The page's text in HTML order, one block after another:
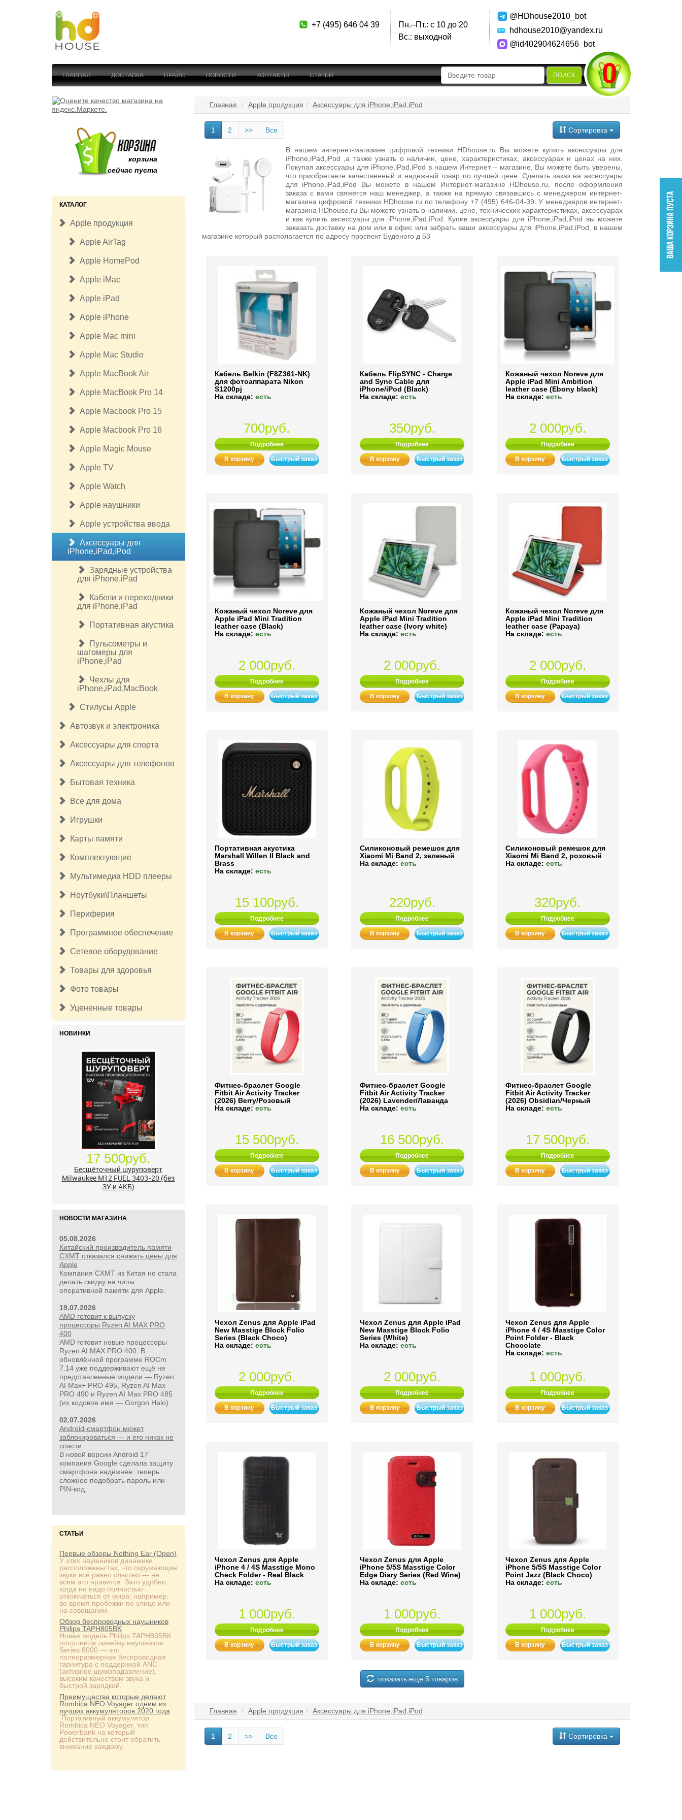
+7 (495) 646 04 39
Пн.–Пт.: с 10 до 20
Вс.: выходной
@HDhouse2010_bot
hdhouse2010@yandex.ru
@id402904624656_bot
ГЛАВНАЯ ДОСТАВКА ПРАЙС НОВОСТИ КОНТАКТЫ СТАТЬИ ПОИСК 0
корзина
сейчас пуста
КАТАЛОГ
Apple продукция
Apple AirTag
Apple HomePod
Apple iMac
Apple iPad
Apple iPhone
Apple Mac mini
Apple Mac Studio
Apple MacBook Air
Apple MacBook Pro 14
Apple Macbook Pro 15
Apple Macbook Pro 16
Apple Magic Mouse
Apple TV
Apple Watch
Apple наушники
Apple устройства ввода
Аксессуары для
iPhone,iPad,iPod
Зарядные устройства
для iPhone,iPad
Кабели и переходники
для iPhone,iPad
Портативная акустика
Пульсометры и
шагомеры для
iPhone,iPad
Чехлы для
iPhone,iPad,MacBook
Стилусы Apple
Автозвук и электроника
Аксессуары для спорта
Аксессуары для телефонов
Бытовая техника
Все для дома
Игрушки
Карты памяти
Комплектующие
Мультимедиа HDD плееры
Ноутбуки\Планшеты
Периферия
Программное обеспечение
Сетевое оборудование
Товары для здоровья
Фото товары
Уцененные товары
НОВИНКИ
24 500руб.
УШМ болгарка Milwaukee M18
FUEL 2888-20 125 мм, красный
НОВОСТИ МАГАЗИНА
05.08.2026
Китайский производитель памяти
CXMT отказался снижать цены для
Apple
Компания CXMT из Китая не стала
делать скидку на чипы
оперативной памяти для Apple.
19.07.2026
AMD готовит к выпуску
процессоры Ryzen AI MAX PRO
400
AMD готовит новые процессоры
Ryzen AI MAX PRO 400. В
обновлённой программе ROCm
7.14 уже поддерживают ещё не
представленные модели — Ryzen
AI Max+ PRO 495, Ryzen AI Max
PRO 490 и Ryzen AI Max PRO 485
(их кодовое имя — Gorgon Halo).
02.07.2026
Android-смартфон может
заблокироваться — и его никак не
спасти
В новой версии Android 17
компания Google сделала защиту
смартфона надёжнее: теперь
сложнее подобрать пароль или
PIN‑код.
СТАТЬИ
Первые обзоры Nothing Ear (Open)
У этих наушников динамики
расположены так, что окружающие
звуки всё равно слышно — не
всем это нравится. Зато удобно,
когда не надо полностью
отключаться от мира: например,
во время пробежки по улице или
на совещании.
Обзор беспроводных наушников
Philips TAPH805BK
Новая модель Philips TAPH805BK
пополнила линейку наушников
Series 8000 — это
полноразмерная беспроводная
гарнитура с поддержкой ANC
(активное шумоподавление),
высоким качеством звука и
быстрой зарядкой.
Преимущества которые делают
Rombica NEO Voyager одним из
лучших аккумуляторов 2020 года
Портативный аккумулятор
Rombica NEO Voyager, тип
Powerbank на который
действительно стоит обратить
внимание каждому.
Главная Apple продукция Аксессуары для iPhone,iPad,iPod
1 2 >> Все Сортировка
В нашем интернет-магазине цифровой техники HDhouse.ru Вы можете купить аксессуары для
iPhone,iPad,iPod ,а также узнать о наличии, цене, характеристиках, аксессуарах и ценах на них.
Покупая аксессуары для iPhone,iPad,iPod в нашем Интернет – магазине, Вы можете быть уверены,
что приобретаете качественный и надежный товар по лучшей цене. Сделать заказ на аксессуары
для iPhone,iPad,iPod Вы можете в нашем Интернет-магазине HDhouse.ru, после оформления
заказа с вами свяжется наш менеджер, а также на прямую связавшись с менеджером интернет-
магазина цифровой техники HDhouse.ru по телефону +7 (495) 646-04-39. У менеджеров интернет-
магазина HDhouse.ru Вы можете узнать о наличии, цене, технических характеристиках, аксессуарах
и как купить аксессуары для iPhone,iPad,iPod. Купив аксессуары для iPhone,iPad,iPod вы можете
заказать доставку на дом или в офис или забрать ваши аксессуары для iPhone,iPad,iPod, в нашем
магазине который располагается по адресу проспект Буденого д 53
Кабель Belkin (F8Z361-NK)
для фотоаппарата Nikon
S1200pj
На складе: есть
700руб.
Подробнее
В корзину Быстрый заказ
Кабель FlipSYNC - Charge
and Sync Cable для
iPhone/iPod (Black)
На складе:есть
350руб.
Подробнее
В корзину Быстрый заказ
Кожаный чехол Noreve для
Apple iPad Mini Ambition
leather case (Ebony black)
На складе: есть
2 000руб.
Подробнее
В корзину Быстрый заказ
Кожаный чехол Noreve для
Apple iPad Mini Tradition
leather case (Black)
На складе: есть
2 000руб.
Подробнее
В корзину Быстрый заказ
Кожаный чехол Noreve для
Apple iPad Mini Tradition
leather case (Ivory white)
На складе:есть
2 000руб.
Подробнее
В корзину Быстрый заказ
Кожаный чехол Noreve для
Apple iPad Mini Tradition
leather case (Papaya)
На складе: есть
2 000руб.
Подробнее
В корзину Быстрый заказ
Портативная акустика
Marshall Willen II Black and
Brass
На складе: есть
15 100руб.
Подробнее
В корзину Быстрый заказ
Силиконовый ремешок для
Xiaomi Mi Band 2, зеленый
На складе:есть
220руб.
Подробнее
В корзину Быстрый заказ
Силиконовый ремешок для
Xiaomi Mi Band 2, розовый
На складе: есть
320руб.
Подробнее
В корзину Быстрый заказ
Фитнес-браслет Google
Fitbit Air Activity Tracker
(2026) Berry/Розовый
На складе: есть
15 500руб.
Подробнее
В корзину Быстрый заказ
Фитнес-браслет Google
Fitbit Air Activity Tracker
(2026) Lavender/Лаванда
На складе:есть
16 500руб.
Подробнее
В корзину Быстрый заказ
Фитнес-браслет Google
Fitbit Air Activity Tracker
(2026) Obsidian/Черный
На складе: есть
17 500руб.
Подробнее
В корзину Быстрый заказ
Чехол Zenus для Apple iPad
New Masstige Block Folio
Series (Black Choco)
На складе: есть
2 000руб.
Подробнее
В корзину Быстрый заказ
Чехол Zenus для Apple iPad
New Masstige Block Folio
Series (White)
На складе:есть
2 000руб.
Подробнее
В корзину Быстрый заказ
Чехол Zenus для Apple
iPhone 4 / 4S Masstige Color
Point Folder - Black
Chocolate
На складе: есть
1 000руб.
Подробнее
В корзину Быстрый заказ
Чехол Zenus для Apple
iPhone 4 / 4S Masstige Mono
Check Folder - Real Black
На складе: есть
1 000руб.
Подробнее
В корзину Быстрый заказ
Чехол Zenus для Apple
iPhone 5/5S Masstige Color
Edge Diary Series (Red Wine)
На складе:есть
1 000руб.
Подробнее
В корзину Быстрый заказ
Чехол Zenus для Apple
iPhone 5/5S Masstige Color
Point Jazz (Black Choco)
На складе: есть
1 000руб.
Подробнее
В корзину Быстрый заказ
показать еще 5 товаров
Главная Apple продукция Аксессуары для iPhone,iPad,iPod
1 2 >> Все Сортировка